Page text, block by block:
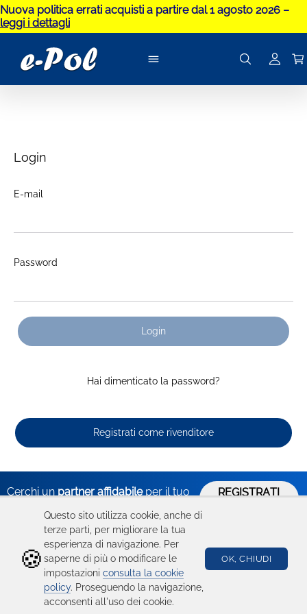
Nuova politica errati acquisti a partire dal 1 agosto 2026 –
leggi i dettagli
Login
E-mail
Password
Login
Hai dimenticato la password?
Registrati come rivenditore
Cerchi un partner affidabileper il tuo
REGISTRATI
Hai bisogno
di aiuto?
Condizioni d'uso
Catalogo
Ricambi
Device
Seguici su
🍪
Questo sito utilizza cookie, anche di
terze parti, per migliorare la tua
esperienza di navigazione. Per
saperne di più o modificare le
impostazioni consulta la cookie
policy. Proseguendo la navigazione,
acconsenti all'uso dei cookie.
OK, CHIUDI